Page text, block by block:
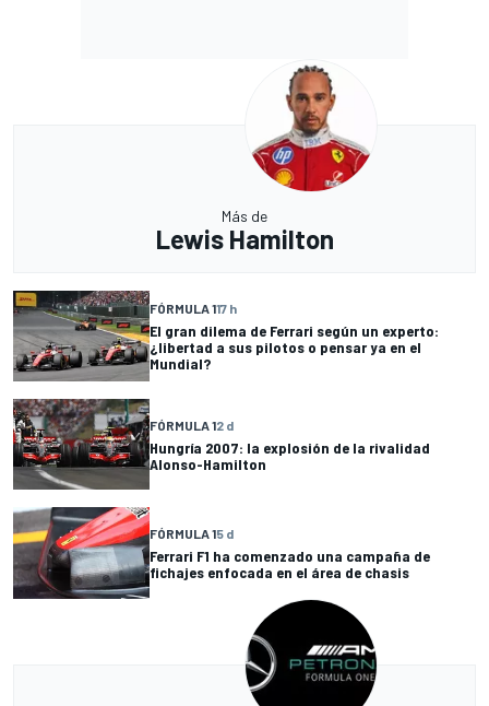
Más de
Lewis Hamilton
FÓRMULA 117 h
El gran dilema de Ferrari según un experto:
¿libertad a sus pilotos o pensar ya en el
Mundial?
FÓRMULA 12 d
Hungría 2007: la explosión de la rivalidad
Alonso-Hamilton
FÓRMULA 15 d
Ferrari F1 ha comenzado una campaña de
fichajes enfocada en el área de chasis